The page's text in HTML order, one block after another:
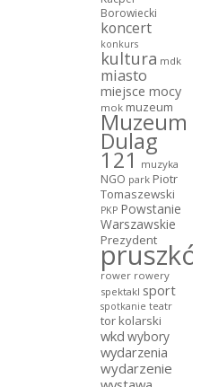
Borowiecki
koncert
konkurs
kultura mdk
miasto
miejsce mocy
mok muzeum
Muzeum
Dulag
121 muzyka
NGO park Piotr
Tomaszewski
PKP Powstanie
Warszawskie
Prezydent
pruszków
rower rowery
spektakl sport
spotkanie teatr
tor kolarski
wkd wybory
wydarzenia
wydarzenie